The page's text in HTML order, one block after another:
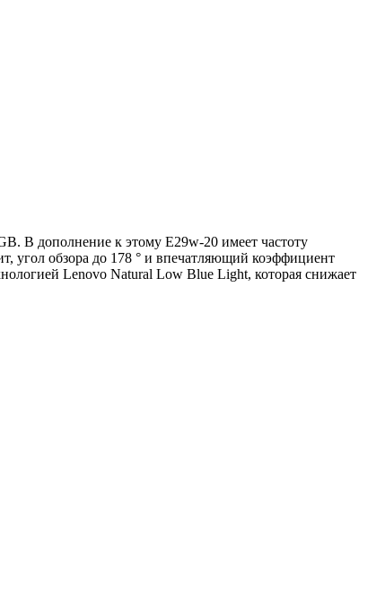
В дополнение к этому E29w-20 имеет частоту
угол обзора до 178 ° и впечатляющий коэффициент
Lenovo Natural Low Blue Light, которая снижает